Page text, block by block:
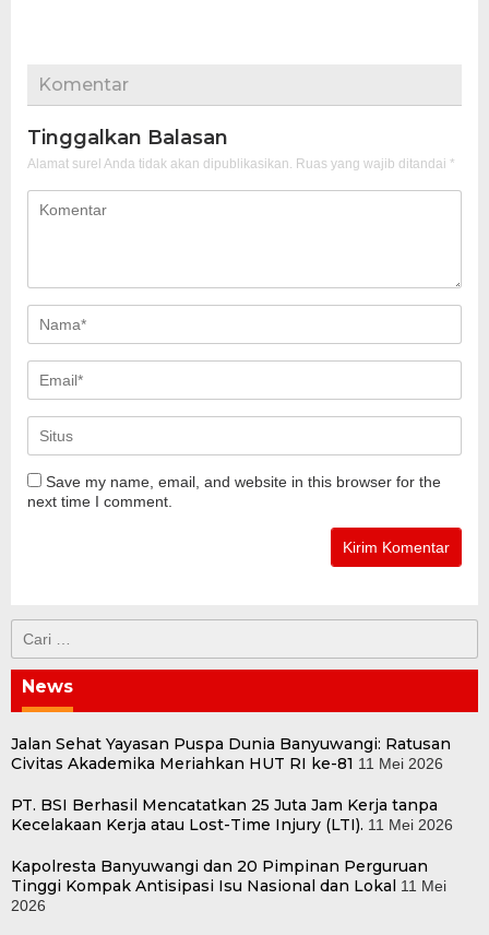
Komentar
Tinggalkan Balasan
Alamat surel Anda tidak akan dipublikasikan. Ruas yang wajib ditandai *
Save my name, email, and website in this browser for the
next time I comment.
untuk:
News
Jalan Sehat Yayasan Puspa Dunia Banyuwangi: Ratusan
Civitas Akademika Meriahkan HUT RI ke-81 11 Mei 2026
PT. BSI Berhasil Mencatatkan 25 Juta Jam Kerja tanpa
Kecelakaan Kerja atau Lost-Time Injury (LTI). 11 Mei 2026
Kapolresta Banyuwangi dan 20 Pimpinan Perguruan
Tinggi Kompak Antisipasi Isu Nasional dan Lokal 11 Mei
2026